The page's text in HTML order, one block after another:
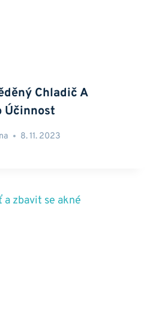
Chladič A
Účinnost
8. 11. 2023